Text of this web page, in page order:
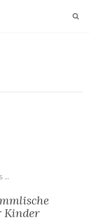
...
Kinder